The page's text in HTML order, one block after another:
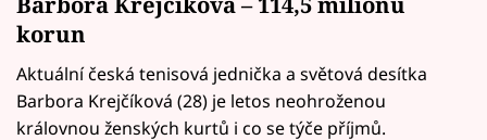
korun
Aktuální česká tenisová jednička a světová desítka
Barbora Krejčíková (28) je letos neohroženou
královnou ženských kurtů i co se týče příjmů.